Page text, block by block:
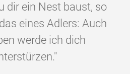
dir ein Nest baust, so
eines Adlers: Auch
werde ich dich